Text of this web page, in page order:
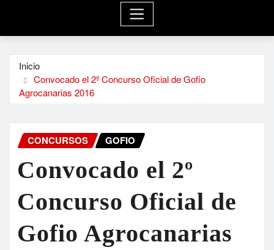
Inicio
Convocado el 2º Concurso Oficial de Gofio
Agrocanarias 2016
CONCURSOS GOFIO
Convocado el 2º
Concurso Oficial de
Gofio Agrocanarias